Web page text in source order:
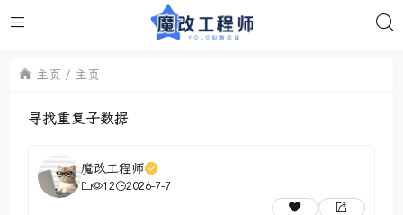
主页 主页
寻找重复子数据
魔改工程师
12 2026-7-7